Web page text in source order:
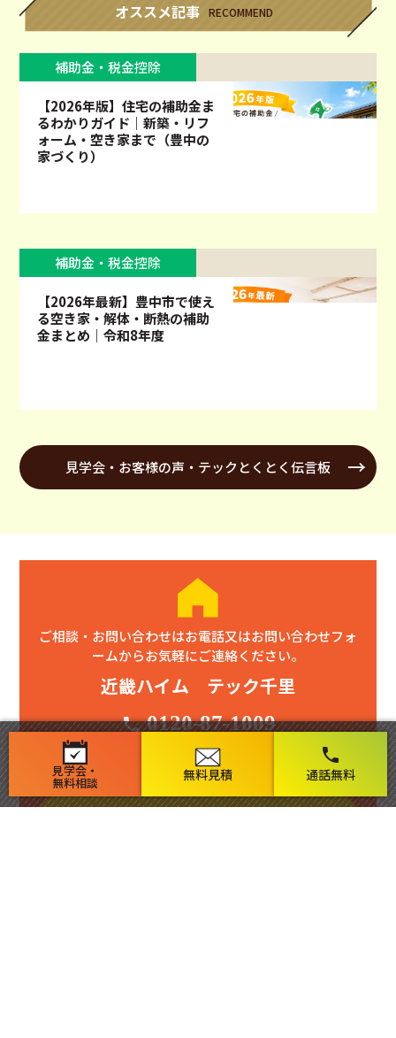
見学会・
無料相談 無料見積
phone
通話無料
オススメ記事 RECOMMEND
補助金・税金控除
【2026年版】住宅の補助金ま
るわかりガイド｜新築・リフ
ォーム・空き家まで（豊中の
家づくり）
補助金・税金控除
【2026年最新】豊中市で使え
る空き家・解体・断熱の補助
金まとめ｜令和8年度
見学会・お客様の声・テックとくとく伝言板
ご相談・お問い合わせはお電話又はお問い合わせフォ
ームからお気軽にご連絡ください。
近畿ハイム テック千里
phone 0120-87-1009
【受付時間】 9：00〜17：00
【定休日】 水曜日